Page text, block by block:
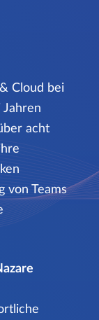
Cloud bei
acht
von Teams